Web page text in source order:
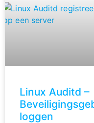
Linux Auditd –
loggen